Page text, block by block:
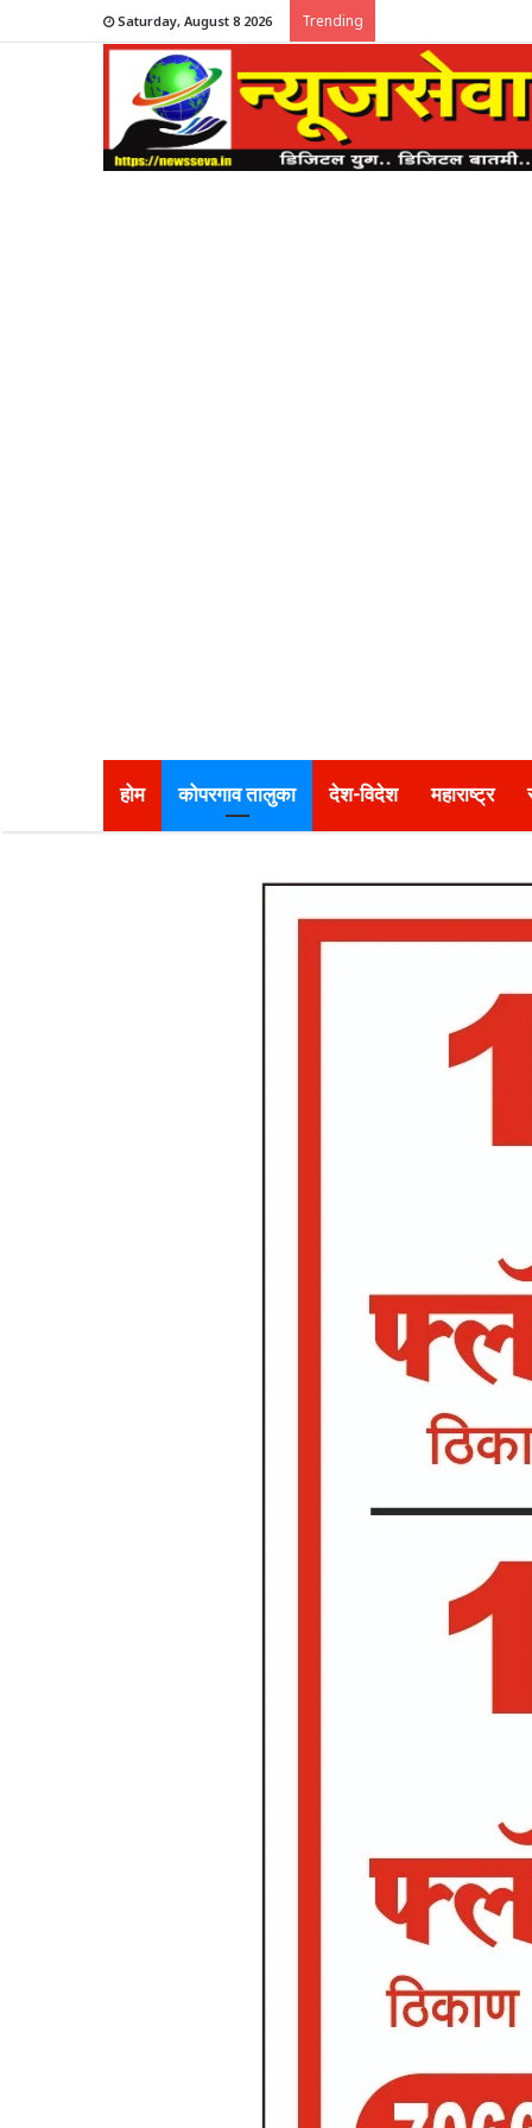
Saturday, August 8 2026 Trending
होम कोपरगाव तालुका देश-विदेश महाराष्ट्र